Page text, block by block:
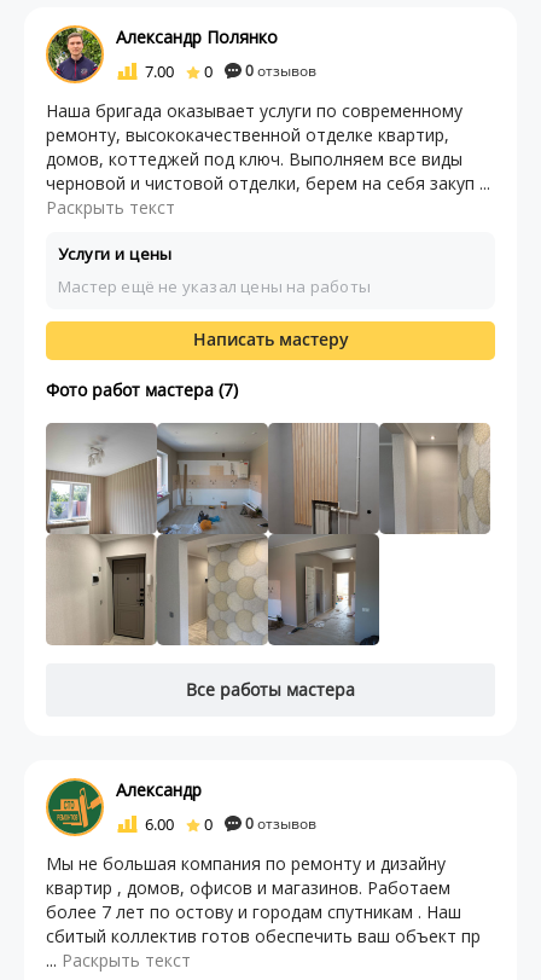
Александр Полянко
7.00 0 0отзывов
Наша бригада оказывает услуги по современному
ремонту, высококачественной отделке квартир,
домов, коттеджей под ключ. Выполняем все виды
черновой и чистовой отделки, берем на себя закуп ...
Раскрыть текст
Услуги и цены
Мастер ещё не указал цены на работы
Написать мастеру
Фото работ мастера (7)
Все работы мастера
Александр
6.00 0 0отзывов
Мы не большая компания по ремонту и дизайну
квартир , домов, офисов и магазинов. Работаем
более 7 лет по остову и городам спутникам . Наш
сбитый коллектив готов обеспечить ваш объект пр
... Раскрыть текст